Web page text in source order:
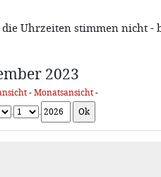
Uhrzeiten stimmen nicht -
2023
- Monatsansicht-
. .